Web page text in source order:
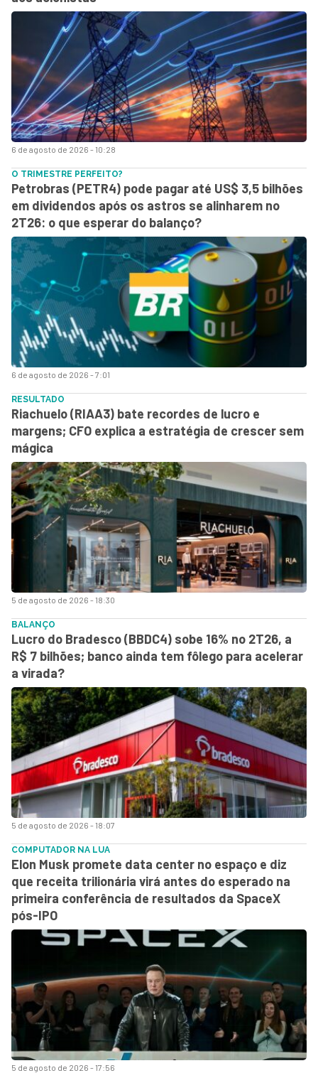
6 de agosto de 2026 - 10:28
6 de agosto de 2026 - 7:01
O TRIMESTRE PERFEITO?
Petrobras (PETR4) pode pagar até US$ 3,5 bilhões
em dividendos após os astros se alinharem no
2T26: o que esperar do balanço?
5 de agosto de 2026 - 18:30
RESULTADO
Riachuelo (RIAA3) bate recordes de lucro e
margens; CFO explica a estratégia de crescer sem
mágica
5 de agosto de 2026 - 18:07
BALANÇO
Lucro do Bradesco (BBDC4) sobe 16% no 2T26, a
R$ 7 bilhões; banco ainda tem fôlego para acelerar
a virada?
5 de agosto de 2026 - 17:56
COMPUTADOR NA LUA
Elon Musk promete data center no espaço e diz
que receita trilionária virá antes do esperado na
primeira conferência de resultados da SpaceX
pós-IPO